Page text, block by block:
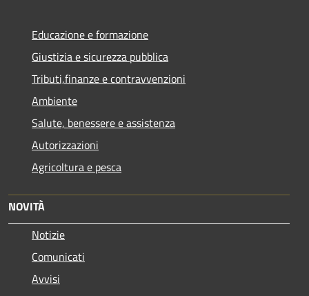
Educazione e formazione
Giustizia e sicurezza pubblica
Tributi,finanze e contravvenzioni
Ambiente
Salute, benessere e assistenza
Autorizzazioni
Agricoltura e pesca
NOVITÀ
Notizie
Comunicati
Avvisi